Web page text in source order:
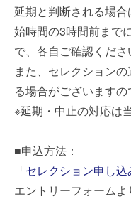
延期と判断される場
始時間の3時間前まで
で、各自ご確認くださ
また、セレクション
る場合がございますの
※延期・中止の対応は
■申込方法：
「セレクション申し
エントリーフォームよ